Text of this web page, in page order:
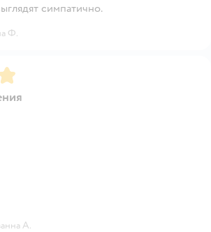
симпатично.
Ф.
А.